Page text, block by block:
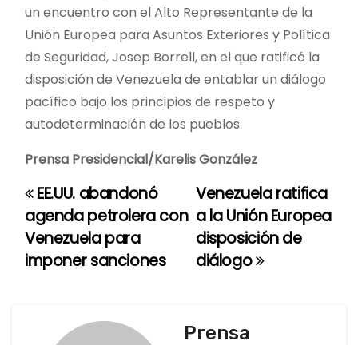
un encuentro con el Alto Representante de la
Unión Europea para Asuntos Exteriores y Política
de Seguridad, Josep Borrell, en el que ratificó la
disposición de Venezuela de entablar un diálogo
pacífico bajo los principios de respeto y
autodeterminación de los pueblos.
Prensa Presidencial/Karelis González
N
a
v
Venezuela ratifica
a la Unión Europea
disposición de
diálogo
EE.UU. abandonó
agenda petrolera con
Venezuela para
imponer sanciones
Prensa